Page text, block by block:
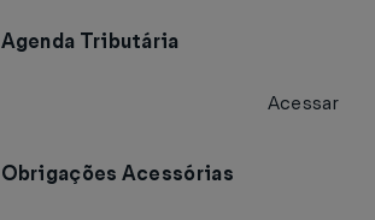
Agenda Tributária
Acessar
Obrigações Acessórias